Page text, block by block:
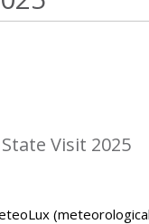
Visit 2025